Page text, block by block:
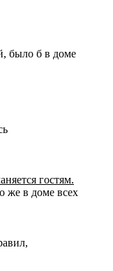
было б в доме
гостям.
же в доме всех